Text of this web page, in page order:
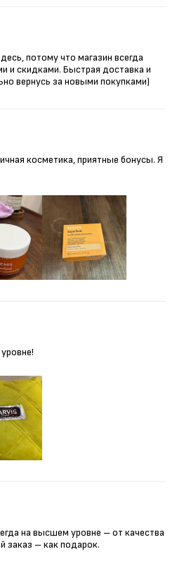
потому что магазин всегда
и скидками. Быстрая доставка и
вернусь за новыми покупками)
косметика, приятные бонусы. Я
на высшем уровне – от качества
заказ – как подарок.